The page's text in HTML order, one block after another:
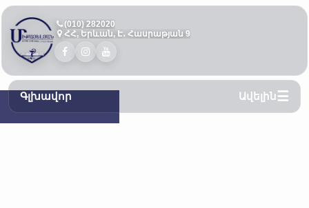
(010) 282020
ՀՀ, Երևան, Է․ Հասրաթյան 9
Գլխավոր Ավելին